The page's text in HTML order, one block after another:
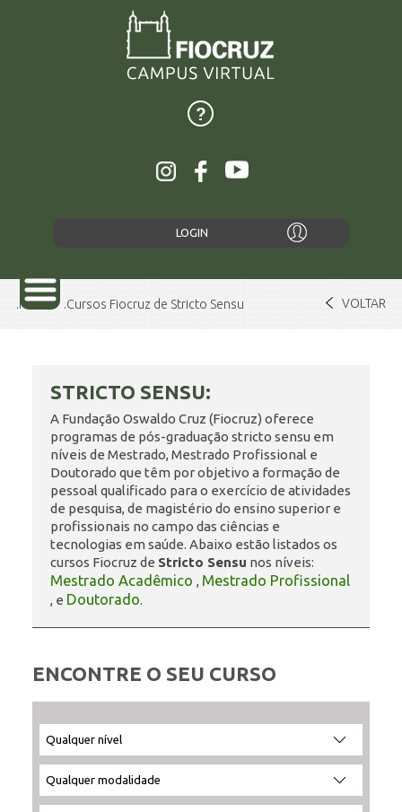
LOGIN
ENSINO
CURSOS
PLATAFORMAS
ALUNOS
DOCENTES
Home Cursos Fiocruz de Stricto Sensu VOLTAR
STRICTO SENSU:
A Fundação Oswaldo Cruz (Fiocruz) oferece
programas de pós-graduação stricto sensu em
níveis de Mestrado, Mestrado Profissional e
Doutorado que têm por objetivo a formação de
pessoal qualificado para o exercício de atividades
de pesquisa, de magistério do ensino superior e
profissionais no campo das ciências e
tecnologias em saúde. Abaixo estão listados os
cursos Fiocruz de Stricto Sensu nos níveis:
Mestrado Acadêmico, Mestrado Profissional
, e Doutorado.
ENCONTRE O SEU CURSO
Filtrar
por
nível:
Filtrar
por
modalidade:
Selecione
unidade:
Ordenar
por: